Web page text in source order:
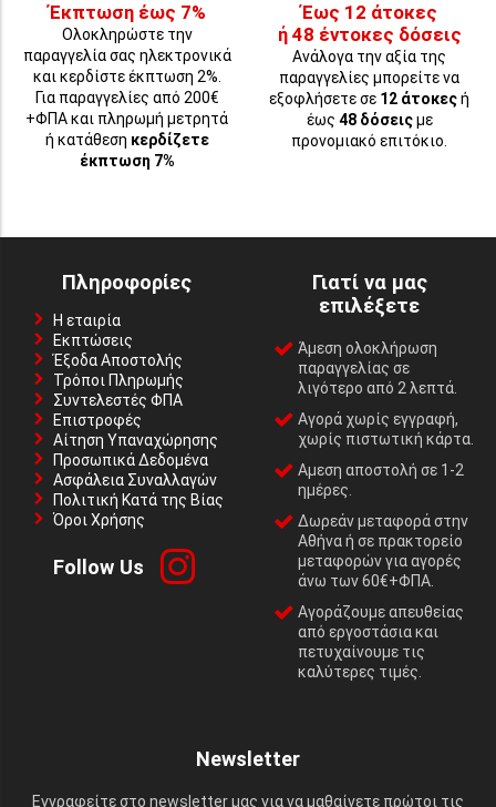
Έκπτωση έως 7%
Ολοκληρώστε την
παραγγελία σας ηλεκτρονικά
και κερδίστε έκπτωση 2%.
Για παραγγελίες από 200€
+ΦΠΑ και πληρωμή μετρητά
ή κατάθεση κερδίζετε
έκπτωση 7%
Έως 12 άτοκες
ή 48 έντοκες δόσεις
Ανάλογα την αξία της
παραγγελίες μπορείτε να
εξοφλήσετε σε 12 άτοκεςή
έως 48 δόσειςμε
προνομιακό επιτόκιο.
Πληροφορίες
Η εταιρία
Εκπτώσεις
Έξοδα Αποστολής
Τρόποι Πληρωμής
Συντελεστές ΦΠΑ
Επιστροφές
Αίτηση Υπαναχώρησης
Προσωπικά Δεδομένα
Ασφάλεια Συναλλαγών
Πολιτική Κατά της Βίας
Όροι Χρήσης
Follow Us
Γιατί να μας
επιλέξετε
Άμεση ολοκλήρωση
παραγγελίας σε
λιγότερο από 2 λεπτά.
Αγορά χωρίς εγγραφή,
χωρίς πιστωτική κάρτα.
Αμεση αποστολή σε 1-2
ημέρες.
Δωρεάν μεταφορά στην
Αθήνα ή σε πρακτορείο
μεταφορών για αγορές
άνω των 60€+ΦΠΑ.
Αγοράζουμε απευθείας
από εργοστάσια και
πετυχαίνουμε τις
καλύτερες τιμές.
Newsletter
Εγγραφείτε στο newsletter μας για να μαθαίνετε πρώτοι τις